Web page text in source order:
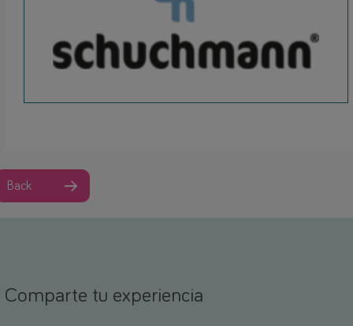
Back
Comparte tu experiencia